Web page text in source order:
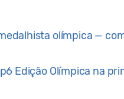
olímpica —
Edição Olímpica na